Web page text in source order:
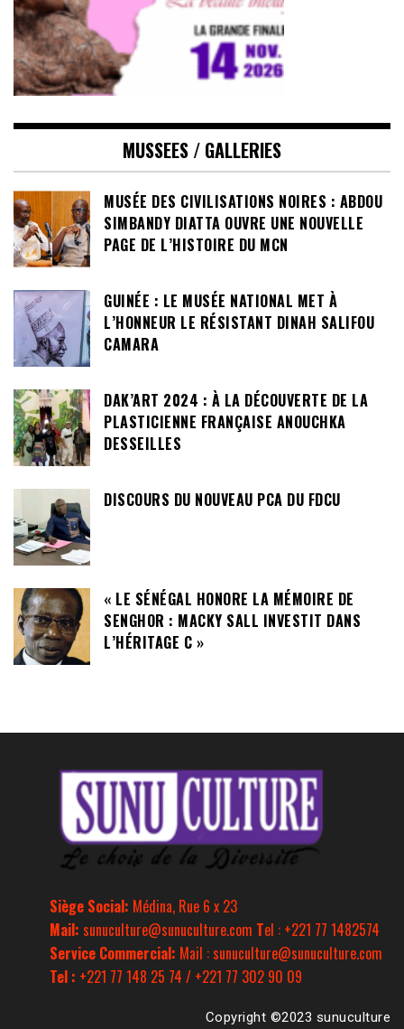
MUSSEES / GALLERIES
MUSÉE DES CIVILISATIONS NOIRES : ABDOU
SIMBANDY DIATTA OUVRE UNE NOUVELLE
PAGE DE L’HISTOIRE DU MCN
GUINÉE : LE MUSÉE NATIONAL MET À
L’HONNEUR LE RÉSISTANT DINAH SALIFOU
CAMARA
DAK’ART 2024 : À LA DÉCOUVERTE DE LA
PLASTICIENNE FRANÇAISE ANOUCHKA
DESSEILLES
DISCOURS DU NOUVEAU PCA DU FDCU
« LE SÉNÉGAL HONORE LA MÉMOIRE DE
SENGHOR : MACKY SALL INVESTIT DANS
L’HÉRITAGE C »
Siège Social: Médina, Rue 6 x 23
Mail: sunuculture@sunuculture.com Tel : +221 77 1482574
Service Commercial: Mail : sunuculture@sunuculture.com
Tel : +221 77 148 25 74 / +221 77 302 90 09
Copyright ©2023 sunuculture